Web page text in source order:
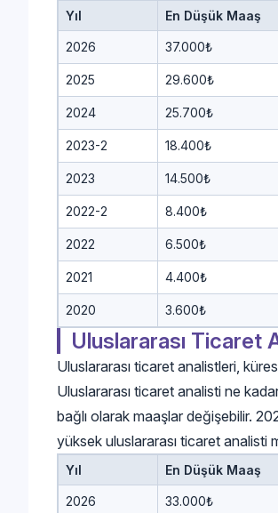
Yıl En Düşük Maaş
2026 37.000₺
2025 29.600₺
2024 25.700₺
2023-2 18.400₺
2023 14.500₺
2022-2 8.400₺
2022 6.500₺
2021 4.400₺
2020 3.600₺
Uluslararası Ticaret
Uluslararası ticaret analistleri,
Uluslararası ticaret analisti ne
bağlı olarak maaşlar değişebilir.
yüksek uluslararası ticaret analisti
Yıl En Düşük Maaş
2026 33.000₺